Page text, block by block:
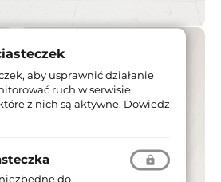
aby usprawnić działanie
ruch w serwisie.
z nich są aktywne. Dowiedz
do